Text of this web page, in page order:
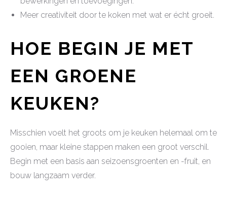
Meer creativiteit door te koken met wat er écht groeit.
HOE BEGIN JE MET
EEN GROENE
KEUKEN?
Misschien voelt het groots om je keuken helemaal om te
gooien, maar kleine stappen maken een groot verschil.
Begin met een basis aan seizoensgroenten en -fruit, en
bouw langzaam verder.